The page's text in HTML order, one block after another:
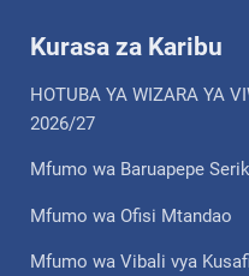
Kurasa za Karibu
HOTUBA YA WIZARA YA
2026/27
Mfumo wa Baruapepe
Mfumo wa Ofisi Mtandao
Mfumo wa Vibali vya